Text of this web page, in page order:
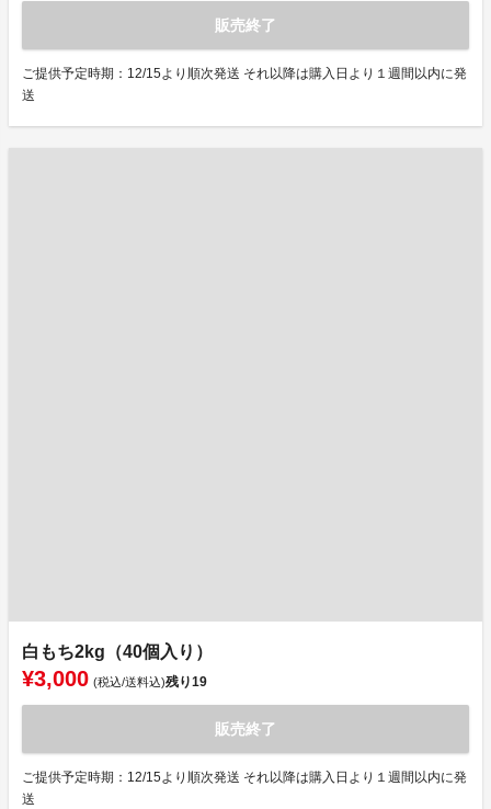
販売終了
ご提供予定時期：12/15より順次発送 それ以降は購入日より１週間以内に発
送
白もち2kg（40個入り）
¥3,000 (税込/送料込)残り19
販売終了
ご提供予定時期：12/15より順次発送 それ以降は購入日より１週間以内に発
送